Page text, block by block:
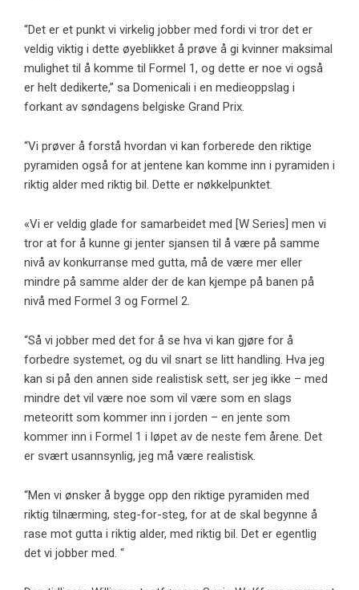
“Det er et punkt vi virkelig jobber med fordi vi tror det er
veldig viktig i dette øyeblikket å prøve å gi kvinner maksimal
mulighet til å komme til Formel 1, og dette er noe vi også
er helt dedikerte,” sa Domenicali i en medieoppslag i
forkant av søndagens belgiske Grand Prix.
“Vi prøver å forstå hvordan vi kan forberede den riktige
pyramiden også for at jentene kan komme inn i pyramiden i
riktig alder med riktig bil. Dette er nøkkelpunktet.
«Vi er veldig glade for samarbeidet med [W Series] men vi
tror at for å kunne gi jenter sjansen til å være på samme
nivå av konkurranse med gutta, må de være mer eller
mindre på samme alder der de kan kjempe på banen på
nivå med Formel 3 og Formel 2.
“Så vi jobber med det for å se hva vi kan gjøre for å
forbedre systemet, og du vil snart se litt handling. Hva jeg
kan si på den annen side realistisk sett, ser jeg ikke – med
mindre det vil være noe som vil være som en slags
meteoritt som kommer inn i jorden – en jente som
kommer inn i Formel 1 i løpet av de neste fem årene. Det
er svært usannsynlig, jeg må være realistisk.
“Men vi ønsker å bygge opp den riktige pyramiden med
riktig tilnærming, steg-for-steg, for at de skal begynne å
rase mot gutta i riktig alder, med riktig bil. Det er egentlig
det vi jobber med. “